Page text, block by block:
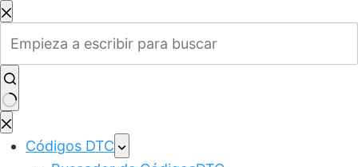
Saltar
al
contenido
Sin
resultados
Códigos DTC